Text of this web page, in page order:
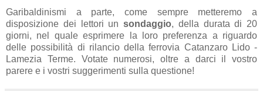
Garibaldinismi a parte, come sempre metteremo a
disposizione dei lettori un sondaggio, della durata di 20
giorni, nel quale esprimere la loro preferenza a riguardo
delle possibilità di rilancio della ferrovia Catanzaro Lido -
Lamezia Terme. Votate numerosi, oltre a darci il vostro
parere e i vostri suggerimenti sulla questione!